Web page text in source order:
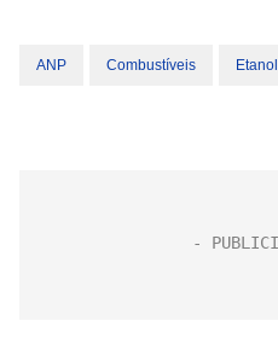
ANP Combustíveis Etanol